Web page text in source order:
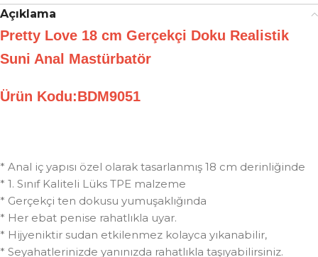
Açıklama
Pretty Love 18 cm Gerçekçi Doku Realistik
Suni Anal Mastürbatör
Ürün Kodu:BDM9051
* Anal iç yapısı özel olarak tasarlanmış 18 cm derinliğinde
* 1. Sınıf Kaliteli Lüks TPE malzeme
* Gerçekçi ten dokusu yumuşaklığında
* Her ebat penise rahatlıkla uyar.
* Hijyeniktir sudan etkilenmez kolayca yıkanabilir,
* Seyahatlerinizde yanınızda rahatlıkla taşıyabilirsiniz.